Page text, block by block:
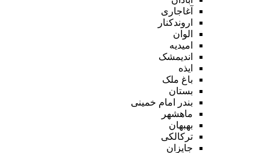
آغاجاری
اروندکنار
الوان
امیدیه
اندیمشک
ایذه
باغ ملک
بستان
بندر امام خمینی
ماهشهر
بهبهان
ترکالکی
جایزان